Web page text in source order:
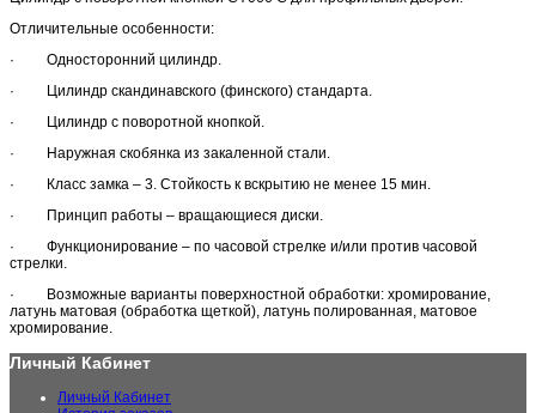
Отличительные особенности:
· Односторонний цилиндр.
· Цилиндр скандинавского (финского) стандарта.
· Цилиндр с поворотной кнопкой.
· Наружная скобянка из закаленной стали.
· Класс замка – 3. Стойкость к вскрытию не менее 15 мин.
· Принцип работы – вращающиеся диски.
· Функционирование – по часовой стрелке и/или против часовой
стрелки.
· Возможные варианты поверхностной обработки: хромирование,
латунь матовая (обработка щеткой), латунь полированная, матовое
хромирование.
Личный Кабинет
Личный Кабинет